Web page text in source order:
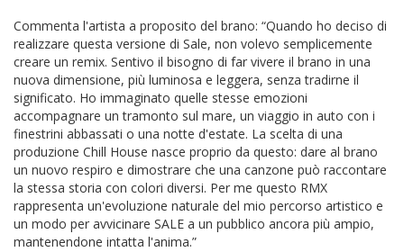
Commenta l'artista a proposito del brano: “Quando ho deciso di
realizzare questa versione di Sale, non volevo semplicemente
creare un remix. Sentivo il bisogno di far vivere il brano in una
nuova dimensione, più luminosa e leggera, senza tradirne il
significato. Ho immaginato quelle stesse emozioni
accompagnare un tramonto sul mare, un viaggio in auto con i
finestrini abbassati o una notte d'estate. La scelta di una
produzione Chill House nasce proprio da questo: dare al brano
un nuovo respiro e dimostrare che una canzone può raccontare
la stessa storia con colori diversi. Per me questo RMX
rappresenta un'evoluzione naturale del mio percorso artistico e
un modo per avvicinare SALE a un pubblico ancora più ampio,
mantenendone intatta l'anima.”